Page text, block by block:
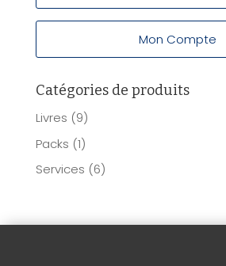
Mon Compte
Catégories de produits
Livres (9)
Packs (1)
Services (6)